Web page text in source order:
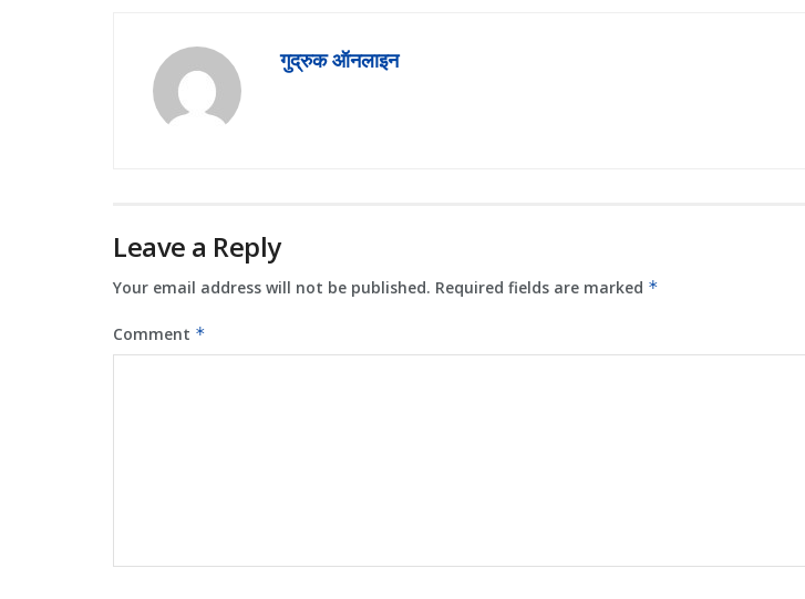
गुद्रुक ऑनलाइन
Leave a Reply
Your email address will not be published. Required fields are marked *
Comment *